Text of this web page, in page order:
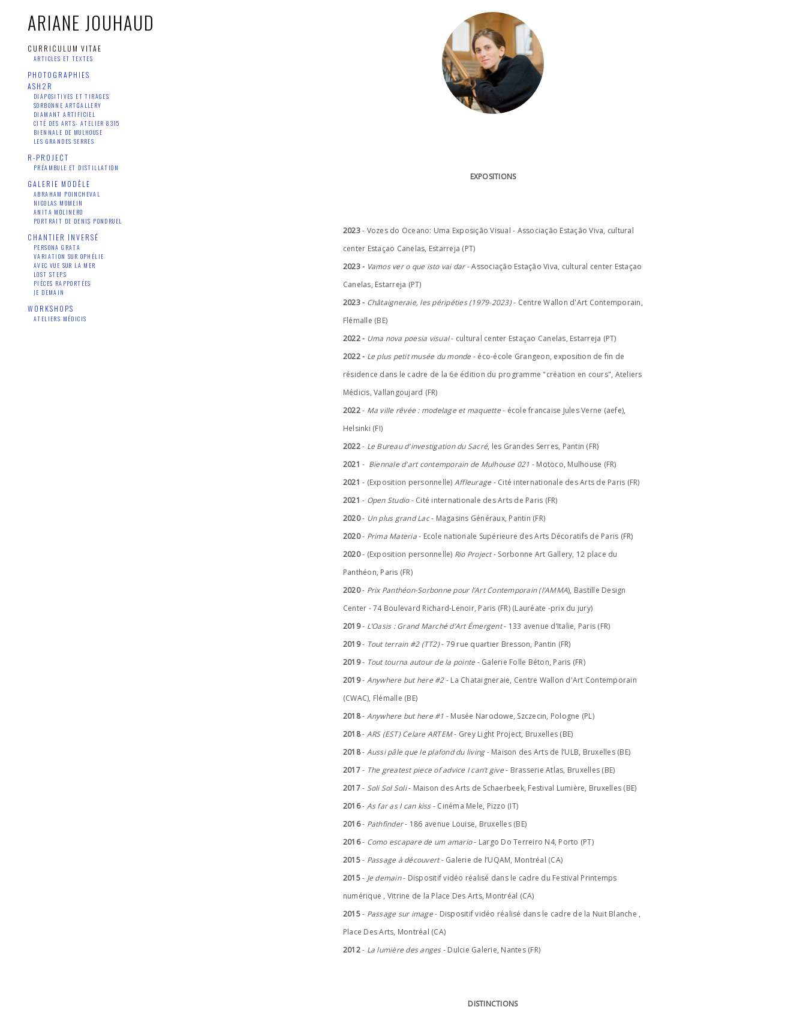
ARIANE JOUHAUD
CURRICULUM VITAE
ARTICLES ET TEXTES
PHOTOGRAPHIES
ASH2R
DIAPOSITIVES ET TIRAGES
SORBONNE ARTGALLERY
DIAMANT ARTIFICIEL
CITÉ DES ARTS- ATELIER 8315
BIENNALE DE MULHOUSE
LES GRANDES SERRES
R-PROJECT
PRÉAMBULE ET DISTILLATION
GALERIE MODÈLE
ABRAHAM POINCHEVAL
NICOLAS MOMEIN
ANITA MOLINERO
PORTRAIT DE DENIS PONDRUEL
CHANTIER INVERSÉ
PERSONA GRATA
VARIATION SUR OPHÉLIE
AVEC VUE SUR LA MER
LOST STEPS
PIÈCES RAPPORTÉES
JE DEMAIN
WORKSHOPS
ATELIERS MÉDICIS
EXPOSITIONS
2023- Vozes do Oceano: Uma Exposição Visual - Associação Estação Viva, cultural
center Estaçao Canelas, Estarreja (PT)
2023 - Vamos ver o que isto vai dar- Associação Estação Viva, cultural center Estaçao
Canelas, Estarreja (PT)
2023 - Châtaigneraie, les péripéties (1979-2023)- Centre Wallon d'Art Contemporain,
Flémalle (BE)
2022 - Uma nova poesia visual- cultural center Estaçao Canelas, Estarreja (PT)
2022 - Le plus petit musée du monde - éco-école Grangeon, exposition de fin de
résidence dans le cadre de la 6e édition du programme "création en cours", Ateliers
Médicis, Vallangoujard (FR)
2022- Ma ville rêvée : modelage et maquette- école francaise Jules Verne (aefe),
Helsinki (FI)
2022- Le Bureau d'investigation du Sacré, les Grandes Serres, Pantin (FR)
2021 - Biennale d'art contemporain de Mulhouse 021 - Motoco, Mulhouse (FR)
2021 - (Exposition personnelle) Affleurage - Cité internationale des Arts de Paris (FR)
2021 - Open Studio- Cité internationale des Arts de Paris (FR)
2020- Un plus grand Lac- Magasins Généraux, Pantin (FR)
2020- Prima Materia- Ecole nationale Supérieure des Arts Décoratifs de Paris (FR)
2020- (Exposition personnelle) Rio Project- Sorbonne Art Gallery, 12 place du
Panthéon, Paris (FR)
2020- Prix Panthéon-Sorbonne pour l’Art Contemporain (l’AMMA), Bastille Design
Center - 74 Boulevard Richard-Lenoir, Paris (FR) (Lauréate -prix du jury)
2019- L’Oasis : Grand Marché d’Art Émergent- 133 avenue d’Italie, Paris (FR)
2019- Tout terrain #2 (TT2)- 79 rue quartier Bresson, Pantin (FR)
2019- Tout tourna autour de la pointe - Galerie Folle Béton, Paris (FR)
2019- Anywhere but here #2- La Chataigneraie, Centre Wallon d'Art Contemporain
(CWAC), Flémalle (BE)
2018- Anywhere but here #1 - Musée Narodowe, Szczecin, Pologne (PL)
2018- ARS (EST) Celare ARTEM- Grey Light Project, Bruxelles (BE)
2018- Aussi pâle que le plafond du living- Maison des Arts de l’ULB, Bruxelles (BE)
2017- The greatest piece of advice I can’t give- Brasserie Atlas, Bruxelles (BE)
2017- Soli Sol Soli- Maison des Arts de Schaerbeek, Festival Lumière, Bruxelles (BE)
2016- As far as I can kiss- Cinéma Mele, Pizzo (IT)
2016- Pathfinder- 186 avenue Louise, Bruxelles (BE)
2016- Como escapare de um amario- Largo Do Terreiro N4, Porto (PT)
2015- Passage à découvert- Galerie de l’UQAM, Montréal (CA)
2015- Je demain- Dispositif vidéo réalisé dans le cadre du Festival Printemps
numérique , Vitrine de la Place Des Arts, Montréal (CA)
2015- Passage sur image- Dispositif vidéo réalisé dans le cadre de la Nuit Blanche ,
Place Des Arts, Montréal (CA)
2012- La lumière des anges- Dulcie Galerie, Nantes (FR)
DISTINCTIONS